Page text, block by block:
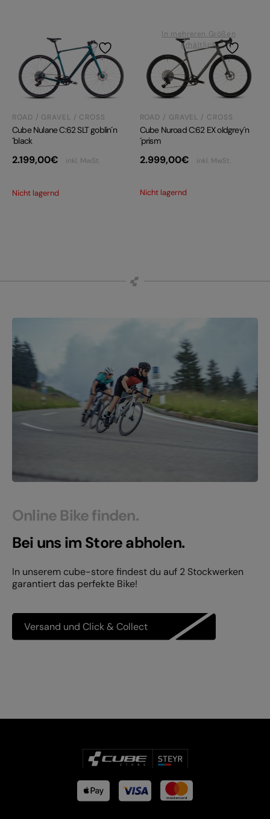
ROAD / GRAVEL / CROSS
Cube Nulane C:62 SLT goblin´n
´black
2.199,00€ inkl. MwSt.
Nicht lagernd
In mehreren Größen
erhältlich
ROAD / GRAVEL / CROSS
Cube Nuroad C:62 EX oldgrey´n
´prism
2.999,00€ inkl. MwSt.
Nicht lagernd
Online Bike finden.
Bei uns im Store abholen.
In unserem cube-store findest du auf 2 Stockwerken
garantiert das perfekte Bike!
Versand und Click & Collect